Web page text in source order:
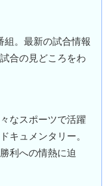
組。最新の試合情報
合の見どころをわ
なスポーツで活躍
キュメンタリー。
利への情熱に迫